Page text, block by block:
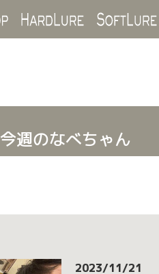
Top Hard Lure
今週のなべちゃん
2023/11/21